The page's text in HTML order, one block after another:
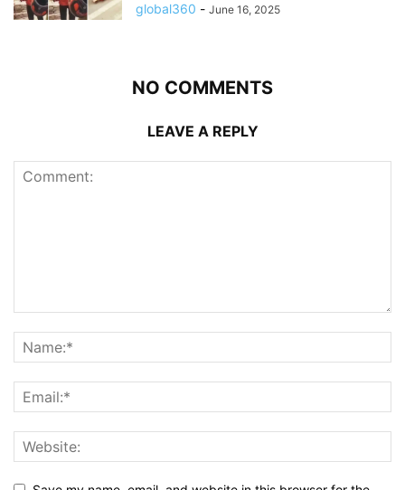
global360 - June 16, 2025
NO COMMENTS
LEAVE A REPLY